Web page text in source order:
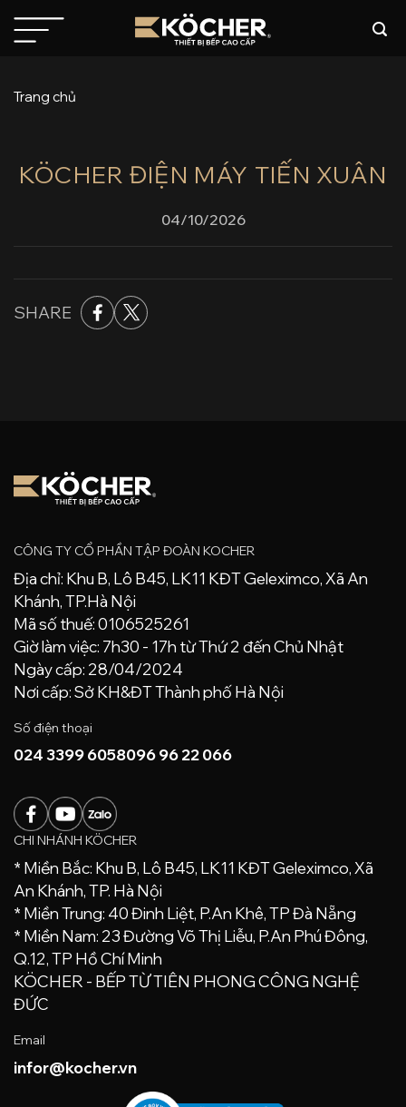
qua
Trang chủ
KÖCHER ĐIỆN MÁY TIẾN XUÂN
04/10/2026
SHARE
CÔNG TY CỔ PHẦN TẬP ĐOÀN KOCHER
Địa chỉ: Khu B, Lô B45, LK11 KĐT Geleximco, Xã An
Khánh, TP.Hà Nội
Mã số thuế: 0106525261
Giờ làm việc: 7h30 - 17h từ Thứ 2 đến Chủ Nhật
Ngày cấp: 28/04/2024
Nơi cấp: Sở KH&ĐT Thành phố Hà Nội
Số điện thoại
024 3399 6058096 96 22 066
CHI NHÁNH KÖCHER
* Miền Bắc: Khu B, Lô B45, LK11 KĐT Geleximco, Xã
An Khánh, TP. Hà Nội
* Miền Trung: 40 Đinh Liệt, P.An Khê, TP Đà Nẵng
* Miền Nam: 23 Đường Võ Thị Liễu, P.An Phú Đông,
Q.12, TP Hồ Chí Minh
KÖCHER - BẾP TỪ TIÊN PHONG CÔNG NGHỆ
ĐỨC
Email
infor@kocher.vn